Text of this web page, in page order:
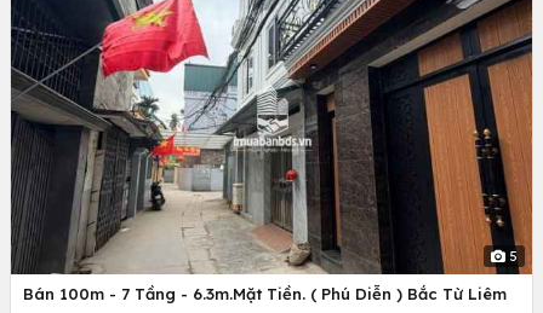
5
Bán 100m - 7 Tầng - 6.3m.Mặt Tiền. ( Phú Diễn ) Bắc Từ Liêm